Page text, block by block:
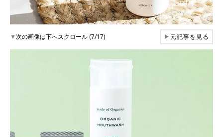
▼次の画像は下へスクロール (7/17) ▶元記事を見る